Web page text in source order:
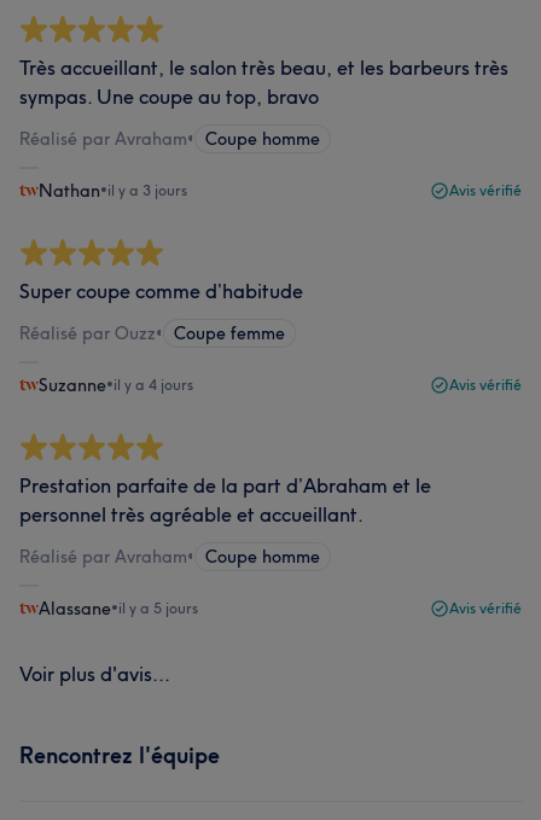
Très accueillant, le salon très beau, et les barbeurs très
sympas. Une coupe au top, bravo
Réalisé par Avraham• Coupe homme
Nathan•il y a 3 jours Avis vérifié
Super coupe comme d’habitude
Réalisé par Ouzz• Coupe femme
Suzanne•il y a 4 jours Avis vérifié
Prestation parfaite de la part d’Abraham et le
personnel très agréable et accueillant.
Réalisé par Avraham• Coupe homme
Alassane•il y a 5 jours Avis vérifié
Voir plus d'avis...
Rencontrez l'équipe